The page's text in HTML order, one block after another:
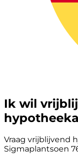
Ik wil
Vraag vrijblijvend
Sigmaplantsoen